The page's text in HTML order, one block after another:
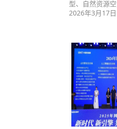
型、自然资源
2026年3月17